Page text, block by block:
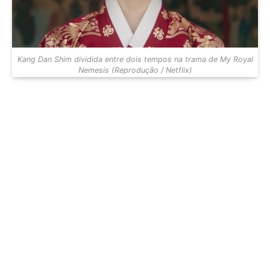
Kang Dan Shim dividida entre dois tempos na trama de My Royal
Nemesis (Reprodução / Netflix)